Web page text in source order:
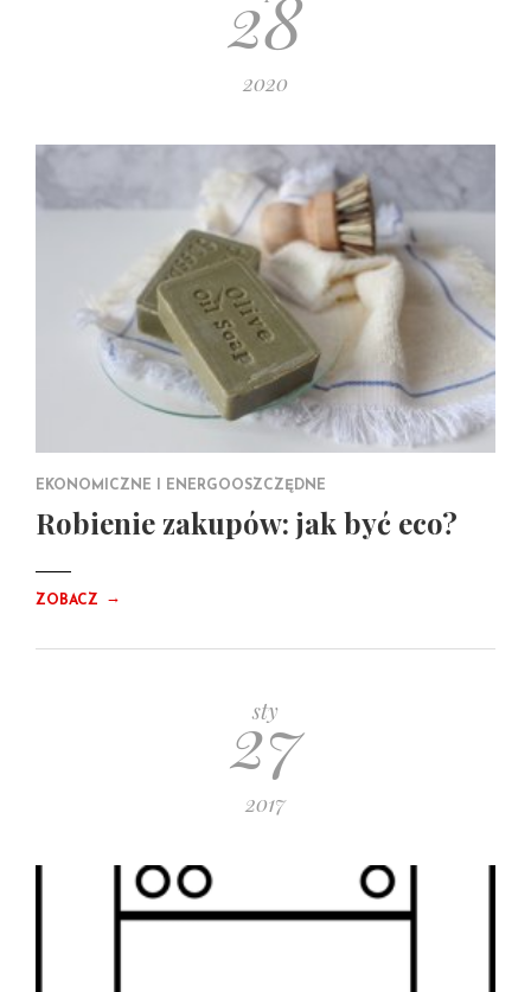
2020
EKONOMICZNE I ENERGOOSZCZĘDNE
Robienie zakupów: jak być eco?
ZOBACZ →
sty
27
2017